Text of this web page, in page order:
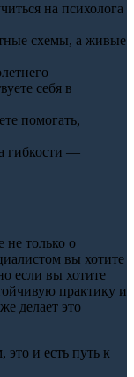
на психолога
схемы, а живые
себя в
помогать,
гибкости —
не только о
вы хотите
если вы хотите
практику и
делает это
и есть путь к